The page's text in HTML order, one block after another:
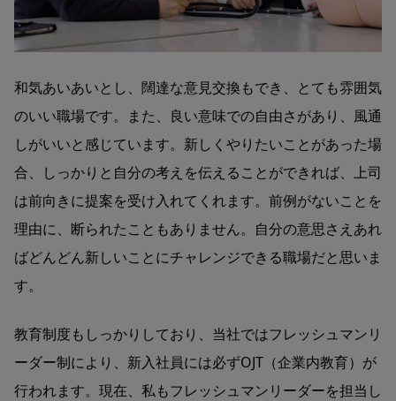
和気あいあいとし、闊達な意見交換もでき、とても雰囲気
のいい職場です。また、良い意味での自由さがあり、風通
しがいいと感じています。新しくやりたいことがあった場
合、しっかりと自分の考えを伝えることができれば、上司
は前向きに提案を受け入れてくれます。前例がないことを
理由に、断られたこともありません。自分の意思さえあれ
ばどんどん新しいことにチャレンジできる職場だと思いま
す。
教育制度もしっかりしており、当社ではフレッシュマンリ
ーダー制により、新入社員には必ずOJT（企業内教育）が
行われます。現在、私もフレッシュマンリーダーを担当し